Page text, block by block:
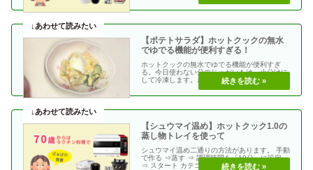
【ポテトサラダ】ホットクックの無水
でゆでる機能が便利すぎる！
ホットクックの無水でゆでる機能が便利すぎ
る。今日使わない分のじゃがいもは、小分けに
して冷凍します。ポテトサラダ手動で作る ⇒無
水でゆでる ⇒・・
【シュウマイ温め】ホットクック1.0の
蒸し物トレイを使って
シュウマイ温め二通りの方法があります。 手動
で作る ⇒蒸す ⇒ 調理時間を「10分」に設定
⇒ スタート カテゴリーで探す ⇒蒸し物 ⇒シ